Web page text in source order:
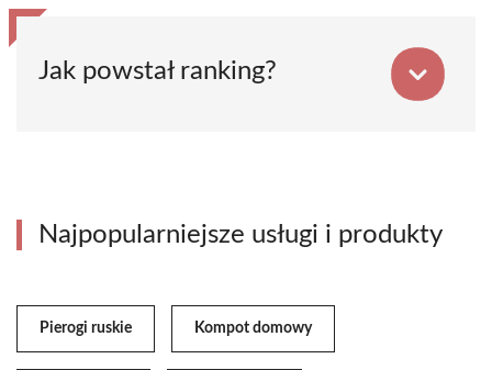
Jak powstał ranking?
Najpopularniejsze usługi i produkty
Pierogi ruskie Kompot domowy